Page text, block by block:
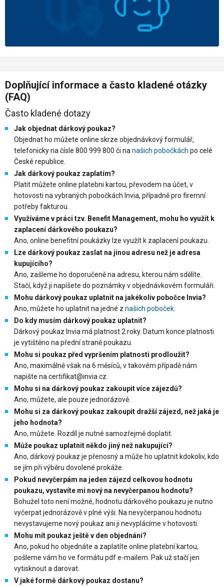
Doplňující informace a často kladené otázky
(FAQ)
Často kladené dotazy
Jak objednat dárkový poukaz?
Objednat ho můžete online skrze objednávkový formulář,
telefonicky na čísle 800 999 800 či na našich pobočkách po celé
České republice.
Jak dárkový poukaz zaplatím?
Platit můžete online platebni kartou, převodem na účet, v
hotovosti na vybraných pobočkách Invia, případně pro firemní
potřeby fakturou.
Využíváme v práci tzv. Benefit Management, mohu ho využít k
zaplacení dárkového poukazu?
Ano, online benefitní poukázky lze využít k zaplacení poukazu.
Lze dárkový poukaz zaslat na jinou adresu než je adresa
kupujícího?
Ano, zašleme ho doporučeně na adresu, kterou nám sdělíte.
Stačí, když ji napíšete do poznámky v objednávkovém formuláři.
Mohu dárkový poukaz uplatnit na jakékoliv pobočce Invia?
Ano, můžete ho uplatnit na jedné z našich poboček
Do kdy musím dárkový poukaz uplatnit?
Dárkový poukaz Invia má platnost 2 roky. Datum konce platnosti
je vytištěno na přední straně poukazu.
Mohu si poukaz před vypršením platnosti prodloužit?
Ano, maximálně však na 6 měsíců, v takovém případě nám
napište na certifikat@invia.cz.
Mohu si na dárkový poukaz zakoupit více zájezdů?
Ano, můžete, ale pouze jednorázově.
Mohu si za dárkový poukaz zakoupit dražší zájezd, než jaká je
jeho hodnota?
Ano, můžete. Rozdíl je nutné samozřejmě doplatit.
Může poukaz uplatnit někdo jiný než nakupující?
Ano, dárkový poukaz je přenosný a může ho uplatnit kdokoliv, kdo
se jím při výběru dovolené prokáže.
Pokud nevyčerpám na jeden zájezd celkovou hodnotu
poukazu, vystavíte mi nový na nevyčerpanou hodnotu?
Bohužel toto není možné, hodnotu dárkového poukazu je nutno
vyčerpat jednorázově v plné výši. Na nevyčerpanou hodnotu
nevystavujeme nový poukaz ani ji nevyplácíme v hotovosti.
Mohu mít poukaz ještě v den objednání?
Ano, pokud ho objednáte a zaplatíte online platební kartou,
pošleme vám ho ve formátu pdf e-mailem. Pak už stačí jen
vytisknout a darovat.
V jaké formě dárkový poukaz dostanu?